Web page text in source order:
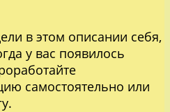
в этом описании себя,
у вас появилось
самостоятельно или